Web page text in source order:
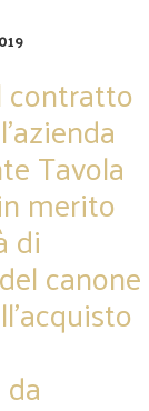
contratto
Tavola
merito
di
canone